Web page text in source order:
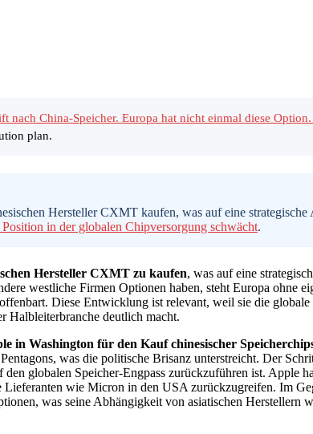
nach China-Speicher. Europa hat nicht einmal diese
plan.
Hersteller CXMT kaufen, was auf eine
Position in der globalen Chipversorgung schwächt.
Hersteller CXMT zu kaufen, was auf eine
westliche Firmen Optionen haben, steht Europa ohne
Diese Entwicklung ist relevant, weil sie die globale
Halbleiterbranche deutlich macht.
in Washington für den Kauf chinesischer
was die politische Brisanz unterstreicht. Der
den globalen Speicher-Engpass zurückzuführen ist. Apple
wie Micron in den USA zurückzugreifen. Im
was seine Abhängigkeit von asiatischen Herstellern